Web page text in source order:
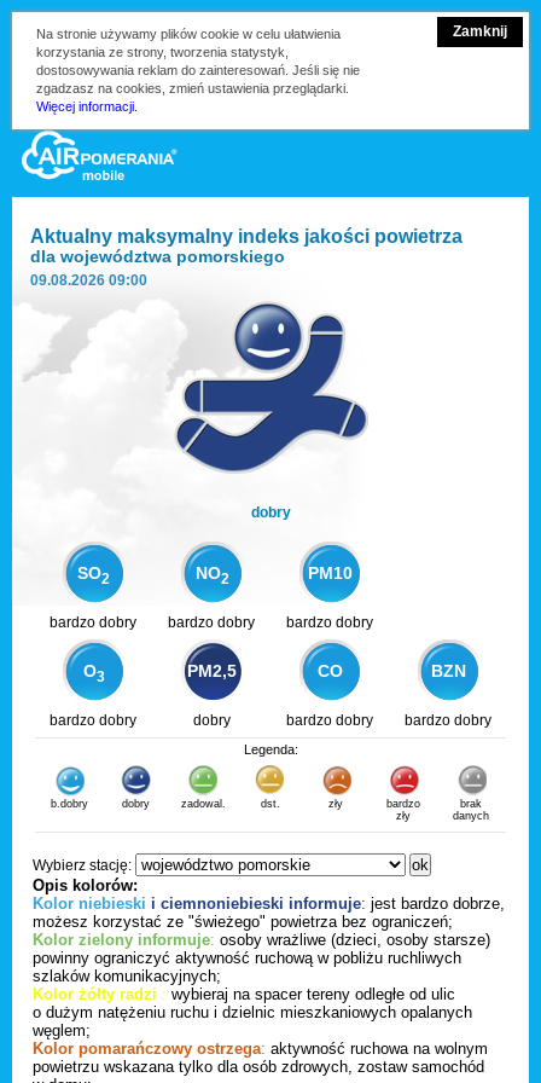
Zamknij
Na stronie używamy plików cookie w celu ułatwienia
korzystania ze strony, tworzenia statystyk,
dostosowywania reklam do zainteresowań. Jeśli się nie
zgadzasz na cookies, zmień ustawienia przeglądarki.
Więcej informacji.
Aktualny maksymalny indeks jakości powietrza
dla województwa pomorskiego
09.08.2026 09:00
dobry
SO2 NO2 PM10
bardzo dobry bardzo dobry bardzo dobry
O3 PM2,5 CO BZN
bardzo dobry dobry bardzo dobry bardzo dobry
Legenda:
b.dobry dobry zadowal. dst. zły
bardzo
zły
brak
danych
Wybierz stację:
Opis kolorów:
Kolor niebieski i ciemnoniebieski informuje: jest bardzo dobrze,
możesz korzystać ze "świeżego" powietrza bez ograniczeń;
Kolor zielony informuje: osoby wrażliwe (dzieci, osoby starsze)
powinny ograniczyć aktywność ruchową w pobliżu ruchliwych
szlaków komunikacyjnych;
Kolor żółty radzi : wybieraj na spacer tereny odległe od ulic
o dużym natężeniu ruchu i dzielnic mieszkaniowych opalanych
węglem;
Kolor pomarańczowy ostrzega: aktywność ruchowa na wolnym
powietrzu wskazana tylko dla osób zdrowych, zostaw samochód